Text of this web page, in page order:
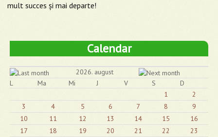
mult succes şi mai departe!
Calendar
2026. august
L
Ma Mi J V S
D
1
2
3
4 5 6 7 8
9
10
11 12 13 14 15
16
17
18 19 20 21 22
23